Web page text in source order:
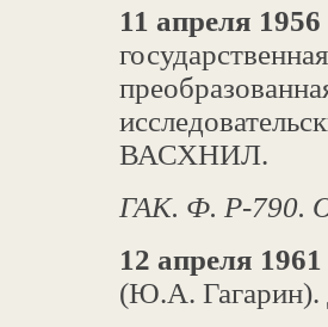
11 апреля 1956
ВАСХНИЛ.
ГАК. Ф. Р-790.
12 апреля 1961
(Ю.А. Гагарин).